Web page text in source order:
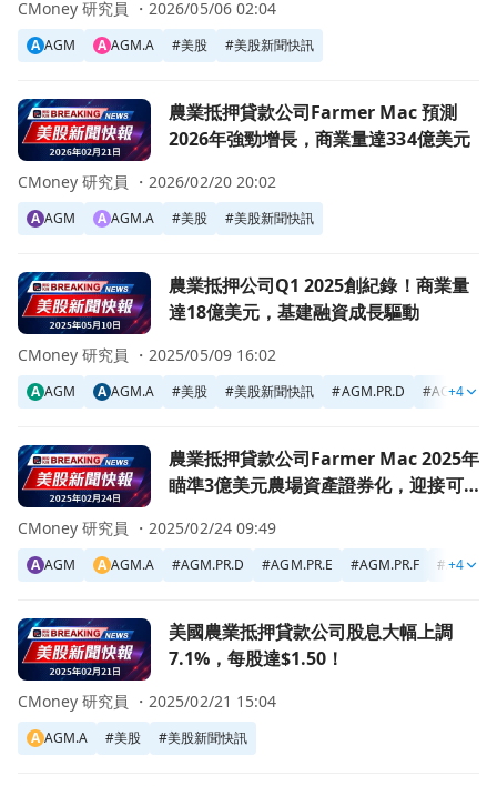
A AGM A AGM.A #美股 #美股新聞快訊
CMoney 研究員 ・2026/05/06 02:04
前往農業抵押貸款公司Farmer Mac 預測2026年強勁增長，
農業抵押貸款公司Farmer Mac 預測
2026年強勁增長，商業量達334億美元
A AGM A AGM.A #美股 #美股新聞快訊
CMoney 研究員 ・2026/02/20 20:02
前往農業抵押公司Q1 2025創紀錄！商業量達18億美元，基
農業抵押公司Q1 2025創紀錄！商業量
達18億美元，基建融資成長驅動
A AGM A AGM.A #美股 #美股新聞快訊 #AGM.PR.D #AGM.PR.E
+4
CMoney 研究員 ・2025/05/09 16:02
前往農業抵押貸款公司Farmer Mac 2025年瞄準3億美元農
農業抵押貸款公司Farmer Mac 2025年
瞄準3億美元農場資產證券化，迎接可
A AGM A AGM.A #AGM.PR.D #AGM.PR.E #AGM.PR.F #+4
CMoney 研究員 ・2025/02/24 09:49
前往美國農業抵押貸款公司股息大幅上調7.1%，每股達$1.50
美國農業抵押貸款公司股息大幅上調
7.1%，每股達$1.50！
A AGM.A #美股 #美股新聞快訊
CMoney 研究員 ・2025/02/21 15:04